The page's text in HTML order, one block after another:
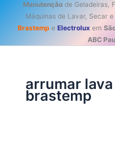
Manutenção de Geladeiras,
Máquinas de Lavar, Secar
Brastemp e Electroluxem
ABC
arrumar
brastemp